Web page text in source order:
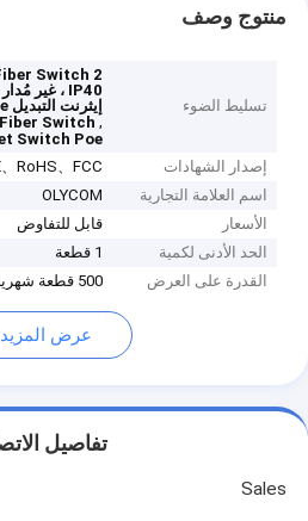
منتوج وصف
تسليط الضوء
Switch
إيثرنت التبديل Poe
,
Switch
Switch Poe
إصدار الشهادات
RoHS、FCC
اسم العلامة التجارية
OLYCOM
الأسعار
قابل للتفاوض
الحد الأدنى لكمية
1 قطعة
القدرة على العرض
500 قطعة شهريا
عرض المزيد
تفاصيل
Sales